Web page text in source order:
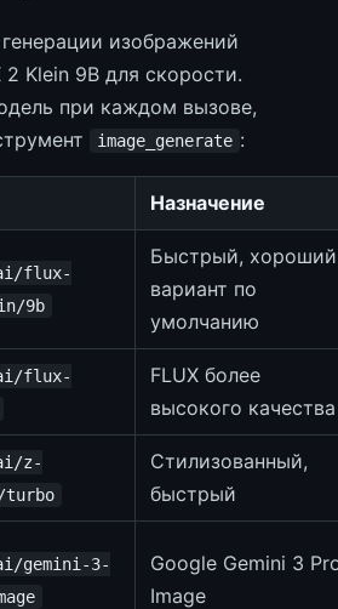
изображений
2 Klein 9B для скорости.
при каждом вызове,
image_generate :
Назначение
flux-
9b
Быстрый, хороший
вариант по
умолчанию
flux-
FLUX более
высокого качества
z-
turbo
Стилизованный,
быстрый
gemini-3-
Google Gemini 3
Image